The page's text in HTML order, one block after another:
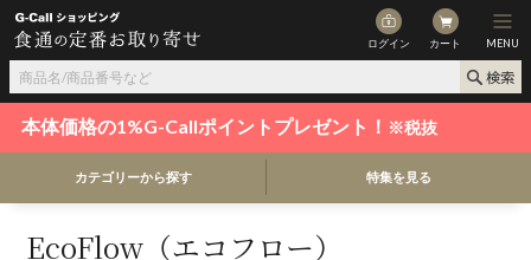
ログイン カート MENU
本体価格の1%G-Callポイントプレゼント！ ※税抜
カテゴリーから探す 特集を見る
EcoFlow（エコフロー）